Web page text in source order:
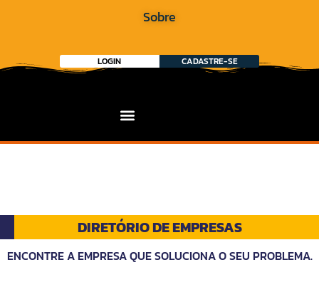
Sobre
LOGIN CADASTRE-SE
DIRETÓRIO DE EMPRESAS
ENCONTRE A EMPRESA QUE SOLUCIONA O SEU PROBLEMA.